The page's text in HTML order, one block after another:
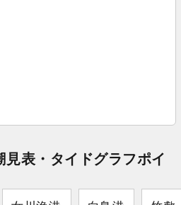
見表・タイドグラフポイ